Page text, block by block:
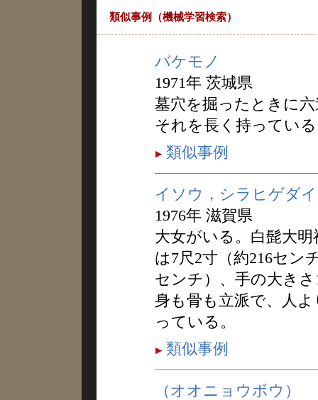
類似事例（機械学習検索）
バケモノ
1971年 茨城県
墓穴を掘ったときに
それを長く持ってい
類似事例
イソウ，シラヒゲダ
1976年 滋賀県
大女がいる。白髭大
は7尺2寸（約216セン
センチ）、手の大き
身も骨も立派で、人
っている。
類似事例
（オオニョウボウ）